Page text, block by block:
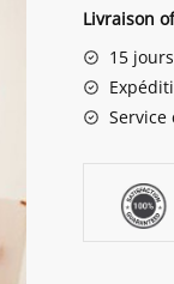
à
Dos
Lapin
Rose
Livraison
15
Service